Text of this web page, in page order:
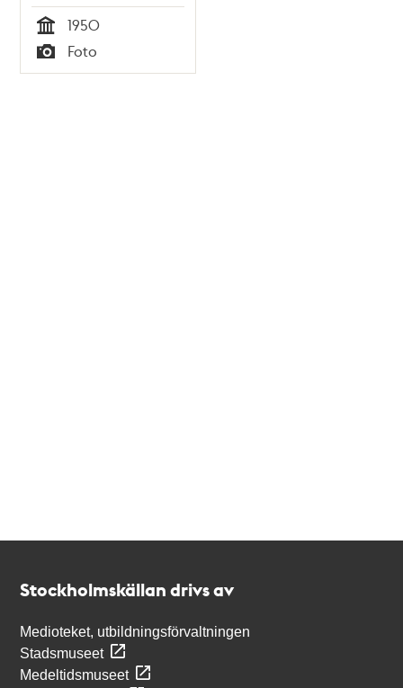
vid kajen
Tid
1950
Typ
Foto
Stockholmskällan drivs av
Medioteket, utbildningsförvaltningen
Stadsmuseet
Medeltidsmuseet